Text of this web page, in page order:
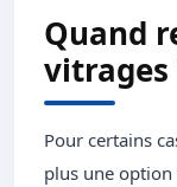
Quand
vitrages
Pour certains
plus une option